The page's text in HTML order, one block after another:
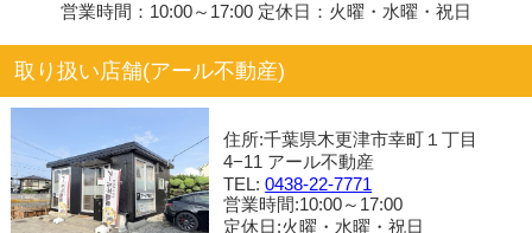
営業時間：10:00～17:00 定休日：火曜・水曜・祝日
取り扱い店舗(アール不動産)
住所:千葉県木更津市幸町１丁目
4−11 アール不動産
TEL:0438-22-7771
営業時間:10:00～17:00
定休日:火曜・水曜・祝日